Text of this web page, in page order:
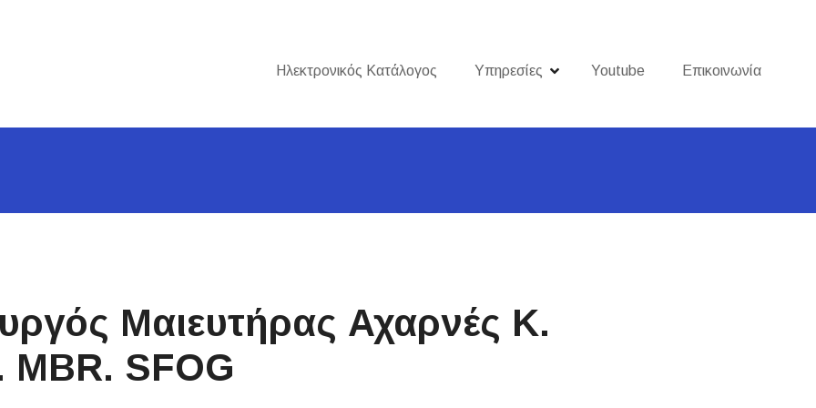
Ηλεκτρονικός Κατάλογος Υπηρεσίες Youtube Επικοινωνία
Μαιευτήρας Αχαρνές Κ.
SFOG